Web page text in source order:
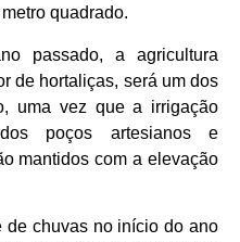
quadrado.
passado, a agricultura
de hortaliças, será um dos
uma vez que a irrigação
poços artesianos e
mantidos com a elevação
de chuvas no início do ano